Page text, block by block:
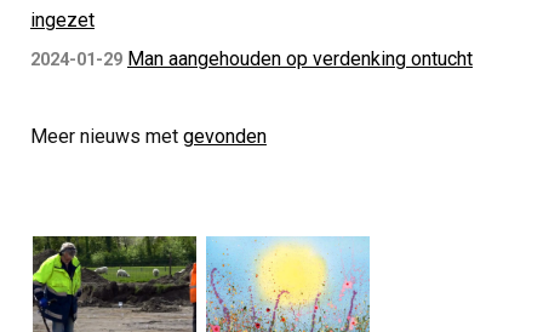
ingezet
2024-01-29 Man aangehouden op verdenking ontucht
Meer nieuws met gevonden